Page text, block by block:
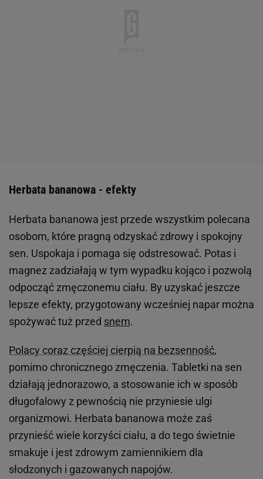
Herbata bananowa - efekty
Herbata bananowa jest przede wszystkim polecana
osobom, które pragną odzyskać zdrowy i spokojny
sen. Uspokaja i pomaga się odstresować. Potas i
magnez zadziałają w tym wypadku kojąco i pozwolą
odpocząć zmęczonemu ciału. By uzyskać jeszcze
lepsze efekty, przygotowany wcześniej napar można
spożywać tuż przed snem.
Polacy coraz częściej cierpią na bezsenność,
pomimo chronicznego zmęczenia. Tabletki na sen
działają jednorazowo, a stosowanie ich w sposób
długofalowy z pewnością nie przyniesie ulgi
organizmowi. Herbata bananowa może zaś
przynieść wiele korzyści ciału, a do tego świetnie
smakuje i jest zdrowym zamiennikiem dla
słodzonych i gazowanych napojów.